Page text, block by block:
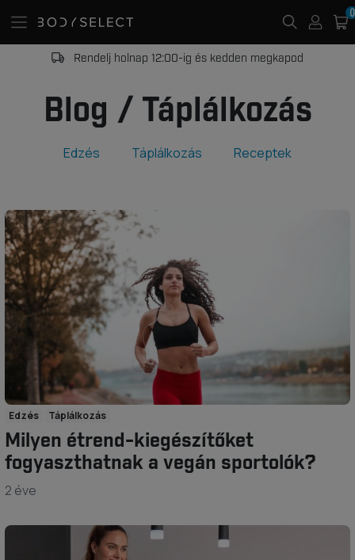
20 000 Ft -tól ingyenes kiszállítás
Blog / Táplálkozás
Edzés Táplálkozás Receptek
Edzés Táplálkozás
Milyen étrend-kiegészítőket
fogyaszthatnak a vegán sportolók?
2 éve
0